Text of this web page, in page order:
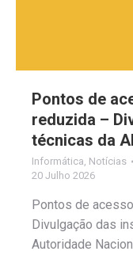
Pontos de
reduzida –
técnicas da
Informática Notícias
20 Julho 2026
Pontos de
Divulgação das
Autoridade